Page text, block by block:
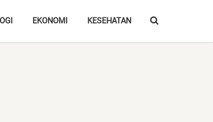
EKONOMI KESEHATAN